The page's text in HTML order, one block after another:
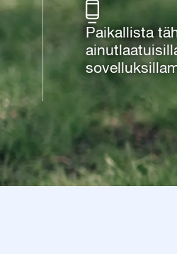
Paikallista